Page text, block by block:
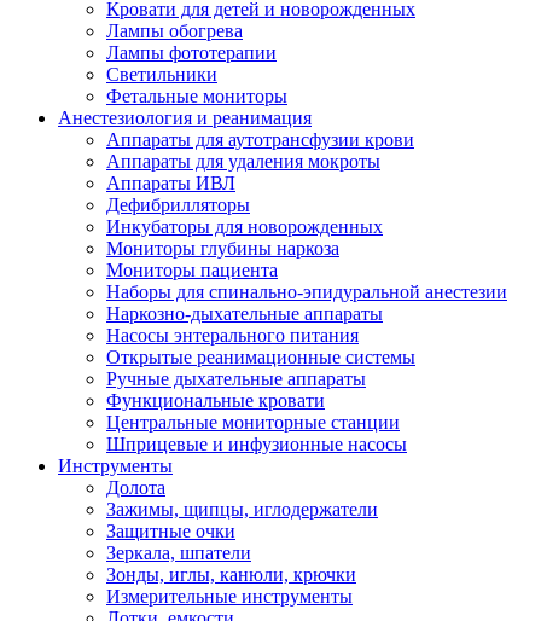
Кровати для детей и новорожденных
Лампы обогрева
Лампы фототерапии
Светильники
Фетальные мониторы
Анестезиология и реанимация
Аппараты для аутотрансфузии крови
Аппараты для удаления мокроты
Аппараты ИВЛ
Дефибрилляторы
Инкубаторы для новорожденных
Мониторы глубины наркоза
Мониторы пациента
Наборы для спинально-эпидуральной анестезии
Наркозно-дыхательные аппараты
Насосы энтерального питания
Открытые реанимационные системы
Ручные дыхательные аппараты
Функциональные кровати
Центральные мониторные станции
Шприцевые и инфузионные насосы
Инструменты
Долота
Зажимы, щипцы, иглодержатели
Защитные очки
Зеркала, шпатели
Зонды, иглы, канюли, крючки
Измерительные инструменты